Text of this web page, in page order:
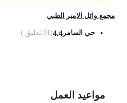
وائل الامير الطبي
حي السامر4.4
(
91تعليق )
مواعيد العمل